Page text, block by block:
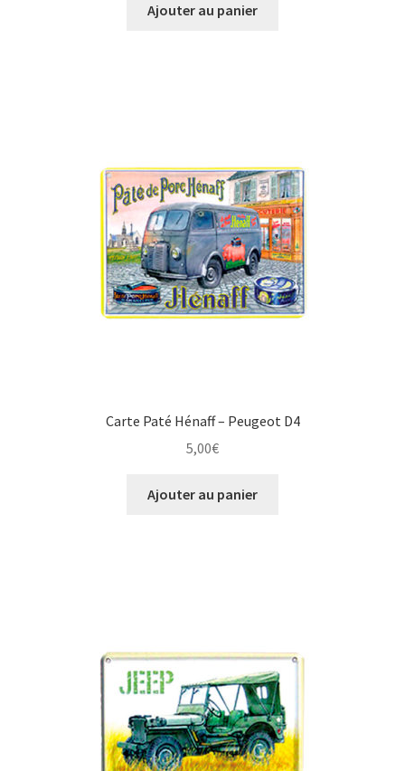
Ajouter au panier
Carte Paté Hénaff – Peugeot D4
5,00€
Ajouter au panier